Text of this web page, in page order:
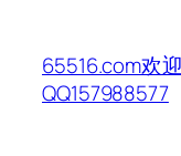
65516.com欢
QQ157988577